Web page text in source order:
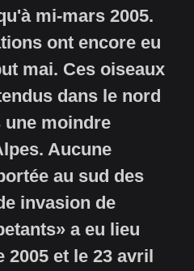
mi-mars 2005.
ont encore eu
mai. Ces oiseaux
dans le nord
une moindre
Aucune
au sud des
invasion de
a eu lieu
2005 et le 23 avril